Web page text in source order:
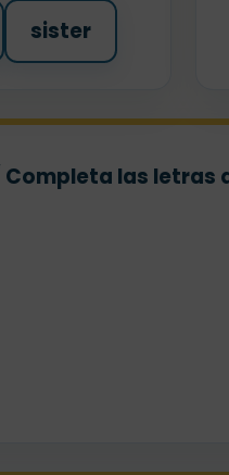
sister
las letras